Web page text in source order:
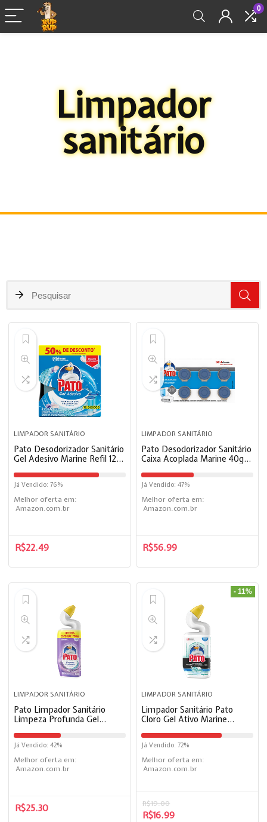
0
Limpador
sanitário
LIMPADOR SANITÁRIO
Pato Desodorizador Sanitário
Gel Adesivo Marine Refil 12
Já Vendido: 76%
Melhor oferta em:
Amazon.com.br
R$22.49
LIMPADOR SANITÁRIO
Pato Desodorizador Sanitário
Caixa Acoplada Marine 40g
Já Vendido: 47%
Melhor oferta em:
Amazon.com.br
R$56.99
LIMPADOR SANITÁRIO
Pato Limpador Sanitário
Limpeza Profunda Gel
Já Vendido: 42%
Melhor oferta em:
Amazon.com.br
R$25.30
- 11%
LIMPADOR SANITÁRIO
Limpador Sanitário Pato
Cloro Gel Ativo Marine
Já Vendido: 72%
Melhor oferta em:
Amazon.com.br
R$19.00
R$16.99